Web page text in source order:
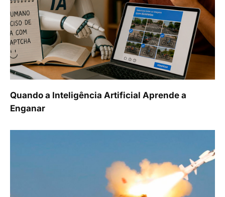
Quando a Inteligência Artificial Aprende a
Enganar